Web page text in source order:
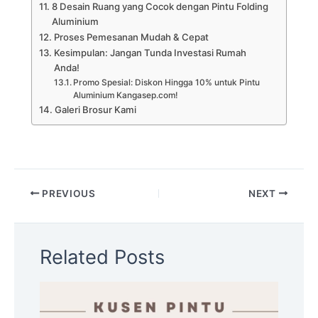
8 Desain Ruang yang Cocok dengan Pintu Folding
Aluminium
Proses Pemesanan Mudah & Cepat
Kesimpulan: Jangan Tunda Investasi Rumah
Anda!
Promo Spesial: Diskon Hingga 10% untuk Pintu
Aluminium Kangasep.com!
Galeri Brosur Kami
PREVIOUS NEXT
Related Posts